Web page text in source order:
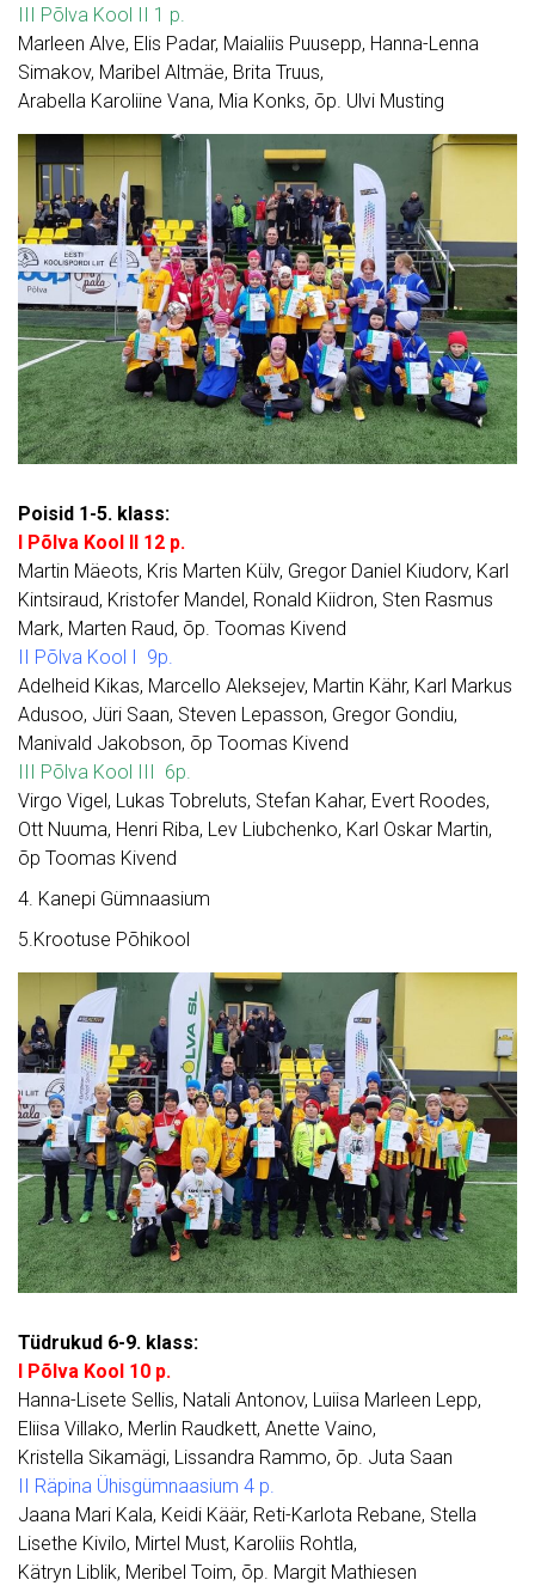
III Põlva Kool II 1 p.
Marleen Alve, Elis Padar, Maialiis Puusepp, Hanna-Lenna
Simakov, Maribel Altmäe, Brita Truus,
Arabella Karoliine Vana, Mia Konks, õp. Ulvi Musting
Poisid 1-5. klass:
I Põlva Kool II 12 p.
Martin Mäeots, Kris Marten Külv, Gregor Daniel Kiudorv, Karl
Kintsiraud, Kristofer Mandel, Ronald Kiidron, Sten Rasmus
Mark, Marten Raud, õp. Toomas Kivend
II Põlva Kool I 9p.
Adelheid Kikas, Marcello Aleksejev, Martin Kähr, Karl Markus
Adusoo, Jüri Saan, Steven Lepasson, Gregor Gondiu,
Manivald Jakobson, õp Toomas Kivend
III Põlva Kool III 6p.
Virgo Vigel, Lukas Tobreluts, Stefan Kahar, Evert Roodes,
Ott Nuuma, Henri Riba, Lev Liubchenko, Karl Oskar Martin,
õp Toomas Kivend
4. Kanepi Gümnaasium
5.Krootuse Põhikool
Tüdrukud 6-9. klass:
I Põlva Kool 10 p.
Hanna-Lisete Sellis, Natali Antonov, Luiisa Marleen Lepp,
Eliisa Villako, Merlin Raudkett, Anette Vaino,
Kristella Sikamägi, Lissandra Rammo, õp. Juta Saan
II Räpina Ühisgümnaasium 4 p.
Jaana Mari Kala, Keidi Käär, Reti-Karlota Rebane, Stella
Lisethe Kivilo, Mirtel Must, Karoliis Rohtla,
Kätryn Liblik, Meribel Toim, õp. Margit Mathiesen